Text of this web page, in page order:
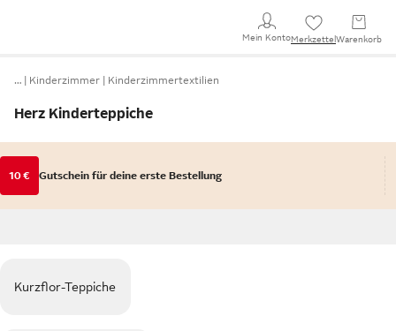
Mein KontoMerkzettel Warenkorb
… Kinderzimmer Kinderzimmertextilien
Herz Kinderteppiche
10 € Gutschein für deine erste Bestellung
Kurzflor-Teppiche